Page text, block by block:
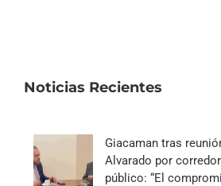
Noticias Recientes
Giacaman tras
Alvarado por
público: “El